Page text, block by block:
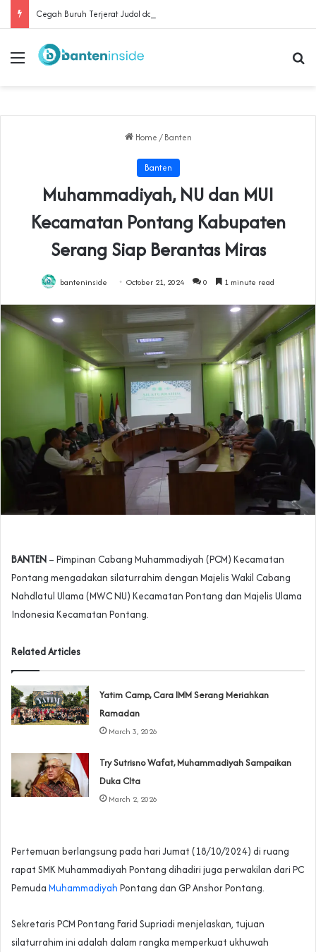
Menu
Home / Banten
Banten
Muhammadiyah, NU dan MUI
Kecamatan Pontang Kabupaten
Serang Siap Berantas Miras
banteninside October 21, 2024 0 1 minute read
BANTEN – Pimpinan Cabang Muhammadiyah (PCM) Kecamatan
Pontang mengadakan silaturrahim dengan Majelis Wakil Cabang
Nahdlatul Ulama (MWC NU) Kecamatan Pontang dan Majelis Ulama
Indonesia Kecamatan Pontang.
Related Articles
Yatim Camp, Cara IMM Serang Meriahkan
Ramadan
March 3, 2026
Try Sutrisno Wafat, Muhammadiyah Sampaikan
Duka CIta
March 2, 2026
Pertemuan berlangsung pada hari Jumat (18/10/2024) di ruang
rapat SMK Muhammadiyah Pontang dihadiri juga perwakilan dari PC
Pemuda Muhammadiyah Pontang dan GP Anshor Pontang.
Sekretaris PCM Pontang Farid Supriadi menjelaskan, tujuan
silaturrahim ini adalah dalam rangka memperkuat ukhuwah